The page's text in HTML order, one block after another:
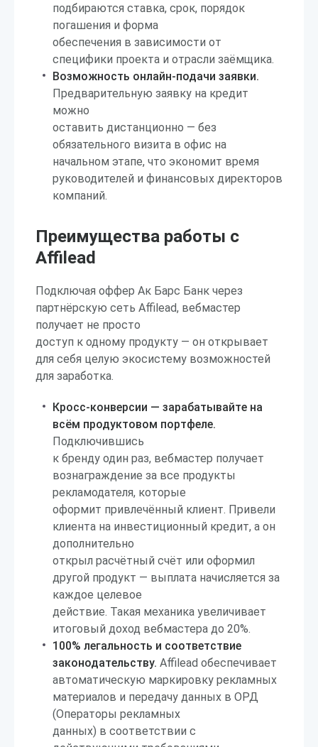
подбираются ставка, срок, порядок
погашения и форма
обеспечения в зависимости от
специфики проекта и отрасли заёмщика.
Возможность онлайн-подачи заявки.
Предварительную заявку на кредит
можно
оставить дистанционно — без
обязательного визита в офис на
начальном этапе, что экономит время
руководителей и финансовых директоров
компаний.
Преимущества работы с
Affilead
Подключая оффер Ак Барс Банк через
партнёрскую сеть Affilead, вебмастер
получает не просто
доступ к одному продукту — он открывает
для себя целую экосистему возможностей
для заработка.
Кросс-конверсии — зарабатывайте на
всём продуктовом портфеле.
Подключившись
к бренду один раз, вебмастер получает
вознаграждение за все продукты
рекламодателя, которые
оформит привлечённый клиент. Привели
клиента на инвестиционный кредит, а он
дополнительно
открыл расчётный счёт или оформил
другой продукт — выплата начисляется за
каждое целевое
действие. Такая механика увеличивает
итоговый доход вебмастера до 20%.
100% легальность и соответствие
законодательству. Affilead обеспечивает
автоматическую маркировку рекламных
материалов и передачу данных в ОРД
(Операторы рекламных
данных) в соответствии с